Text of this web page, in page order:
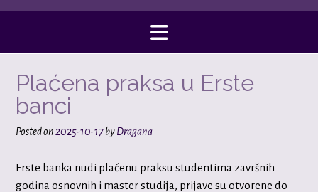
Plaćena praksa u Erste
banci
Posted on2025-10-17byDragana
Erste banka nudi plaćenu praksu studentima završnih
godina osnovnih i master studija, prijave su otvorene do